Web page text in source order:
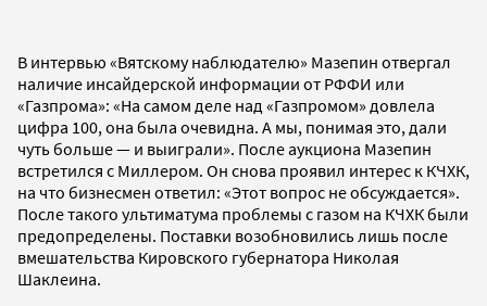
В интервью «Вятскому наблюдателю» Мазепин отвергал
наличие инсайдерской информации от РФФИ или
«Газпрома»: «На самом деле над «Газпромом» довлела
цифра 100, она была очевидна. А мы, понимая это, дали
чуть больше — и выиграли». После аукциона Мазепин
встретился с Миллером. Он снова проявил интерес к КЧХК,
на что бизнесмен ответил: «Этот вопрос не обсуждается».
После такого ультиматума проблемы с газом на КЧХК были
предопределены. Поставки возобновились лишь после
вмешательства Кировского губернатора Николая
Шаклеина.